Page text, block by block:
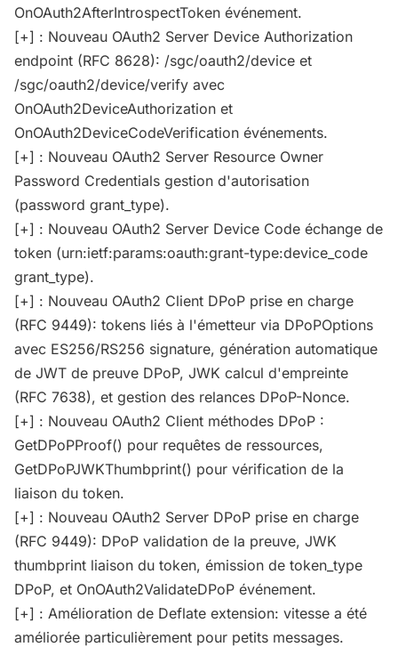
OnOAuth2AfterIntrospectToken événement.
[+] : Nouveau OAuth2 Server Device Authorization
endpoint (RFC 8628): /sgc/oauth2/device et
/sgc/oauth2/device/verify avec
OnOAuth2DeviceAuthorization et
OnOAuth2DeviceCodeVerification événements.
[+] : Nouveau OAuth2 Server Resource Owner
Password Credentials gestion d'autorisation
(password grant_type).
[+] : Nouveau OAuth2 Server Device Code échange de
token (urn:ietf:params:oauth:grant-type:device_code
grant_type).
[+] : Nouveau OAuth2 Client DPoP prise en charge
(RFC 9449): tokens liés à l'émetteur via DPoPOptions
avec ES256/RS256 signature, génération automatique
de JWT de preuve DPoP, JWK calcul d'empreinte
(RFC 7638), et gestion des relances DPoP-Nonce.
[+] : Nouveau OAuth2 Client méthodes DPoP :
GetDPoPProof() pour requêtes de ressources,
GetDPoPJWKThumbprint() pour vérification de la
liaison du token.
[+] : Nouveau OAuth2 Server DPoP prise en charge
(RFC 9449): DPoP validation de la preuve, JWK
thumbprint liaison du token, émission de token_type
DPoP, et OnOAuth2ValidateDPoP événement.
[+] : Amélioration de Deflate extension: vitesse a été
améliorée particulièrement pour petits messages.